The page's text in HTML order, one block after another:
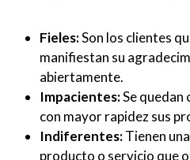
Fieles:Son los clientes
manifiestan su
abiertamente.
Impacientes:Se quedan
con mayor rapidez sus
Indiferentes:Tienen
producto o servicio que